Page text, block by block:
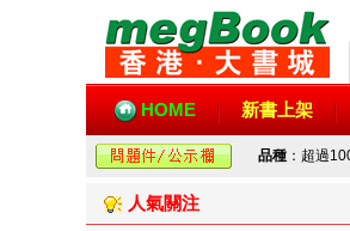
HOME 新書上架
品種 ：超過
人氣關注